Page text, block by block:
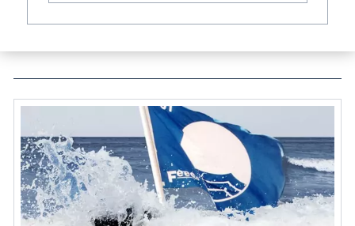
Veranstaltungen
Badekultur& Bademodenfrüherer Zeiten,